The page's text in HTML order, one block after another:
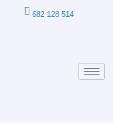
682 128 514